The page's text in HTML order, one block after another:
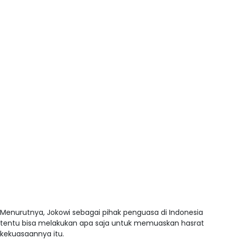
Menurutnya, Jokowi sebagai pihak penguasa di Indonesia
tentu bisa melakukan apa saja untuk memuaskan hasrat
kekuasaannya itu.